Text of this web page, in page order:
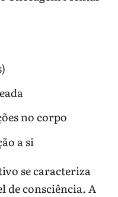
no corpo
a si
se caracteriza
de consciência. A